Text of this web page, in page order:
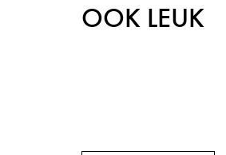
OOK LEUK